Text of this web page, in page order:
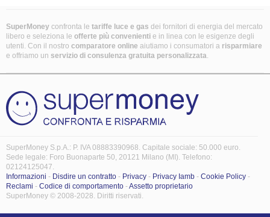
SuperMoney confronta le tariffe luce e gas dei fornitori di energia del mercato
libero e seleziona le offerte più convenienti e in linea con le esigenze degli
utenti. Con il nostro comparatore online aiutiamo i consumatori a risparmiare
e offriamo un servizio di consulenza gratuita personalizzata.
SuperMoney S.p.A.: P. IVA 08883390968. Capitale sociale: 50.000 euro.
Sede legale: Foro Buonaparte 50, 20121 Milano (MI). Telefono:
02124125047.
Informazioni - Disdire un contratto - Privacy - Privacy Iamb - Cookie Policy -
Reclami - Codice di comportamento -Assetto proprietario
SuperMoney © 2008-2028. Diritti riservati.